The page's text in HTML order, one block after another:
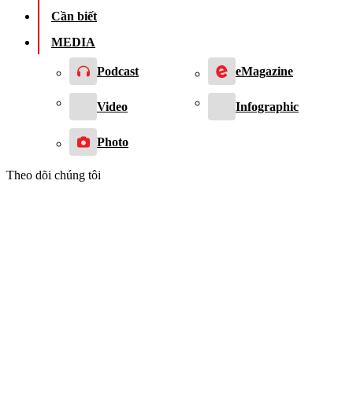
Cần biết
MEDIA
Podcast eMagazine
Video Infographic
Photo
Theo dõi chúng tôi